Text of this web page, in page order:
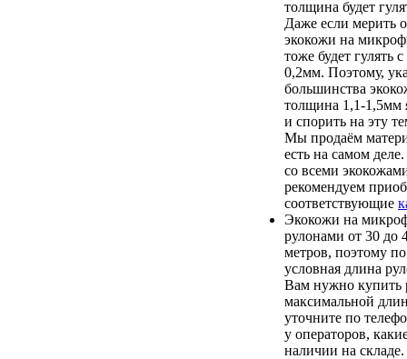
толщина будет
Даже если мерить
экокожи на
тоже будет гулять
0,2мм. Поэтому,
большинства
толщина 1,1-1,5мм
и спорить на эту
Мы продаём
есть на самом
со всеми
рекомендуем
соответствующие
Экокожи на
рулонами от 30 до
метров, поэтому
условная длина
Вам нужно купить
максимальной
уточните по
у операторов,
наличии на складе.